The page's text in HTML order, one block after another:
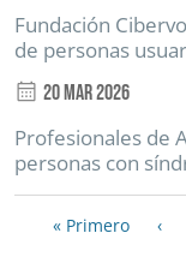
Fundación
de personas
20 Mar 2026
Profesionales de
personas con
Paginación
« Primero ‹